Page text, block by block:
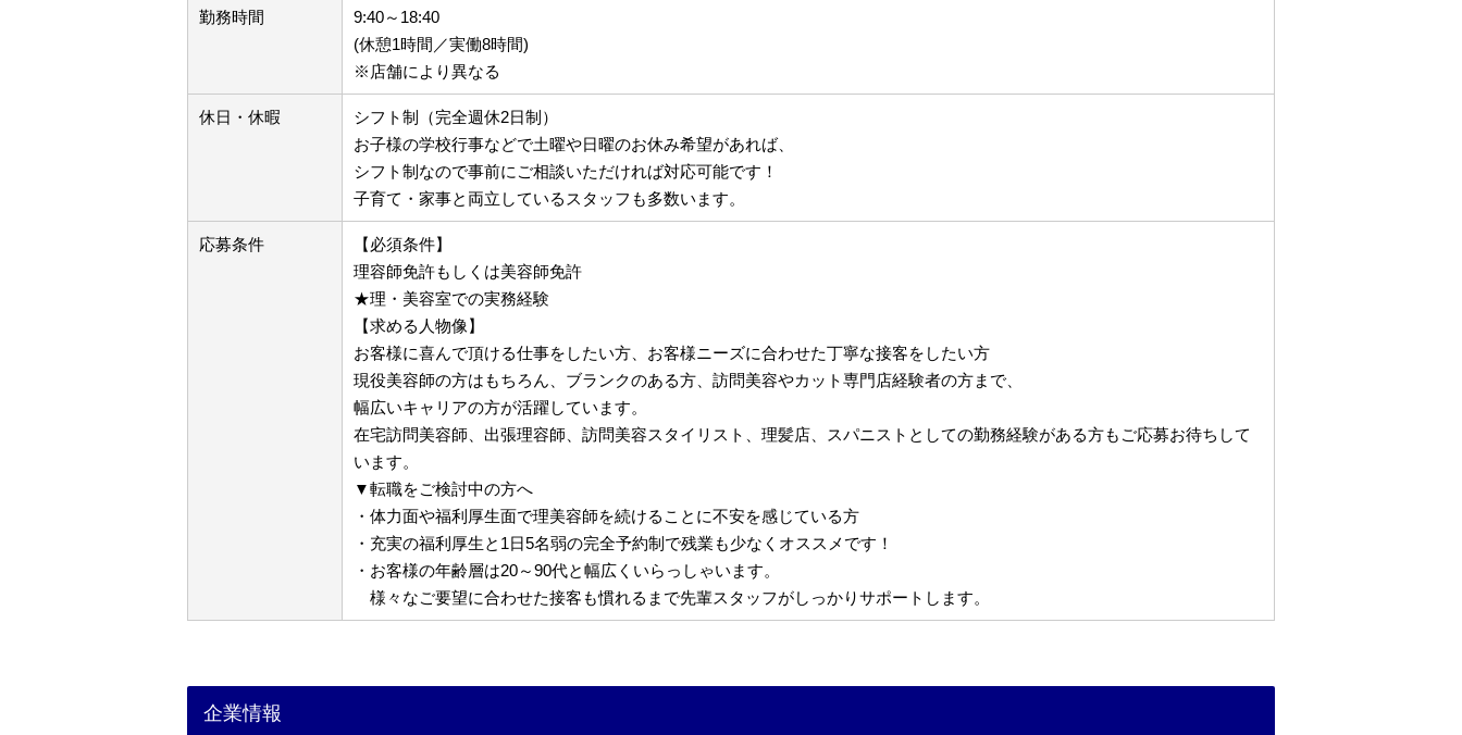
勤務時間
9:40～18:40
(休憩1時間／実働8時間)
※店舗により異なる
休日・休暇
シフト制（完全週休2日制）
お子様の学校行事などで土曜や日曜のお休み希望があれば、
シフト制なので事前にご相談いただければ対応可能です！
子育て・家事と両立しているスタッフも多数います。
応募条件
【必須条件】
理容師免許もしくは美容師免許
★理・美容室での実務経験
【求める人物像】
お客様に喜んで頂ける仕事をしたい方、お客様ニーズに合わせた丁寧な接客をしたい方
現役美容師の方はもちろん、ブランクのある方、訪問美容やカット専門店経験者の方まで、
幅広いキャリアの方が活躍しています。
在宅訪問美容師、出張理容師、訪問美容スタイリスト、理髪店、スパニストとしての勤務経験がある方もご応募お待ちして
います。
▼転職をご検討中の方へ
・体力面や福利厚生面で理美容師を続けることに不安を感じている方
・充実の福利厚生と1日5名弱の完全予約制で残業も少なくオススメです！
・お客様の年齢層は20～90代と幅広くいらっしゃいます。
様々なご要望に合わせた接客も慣れるまで先輩スタッフがしっかりサポートします。
企業情報